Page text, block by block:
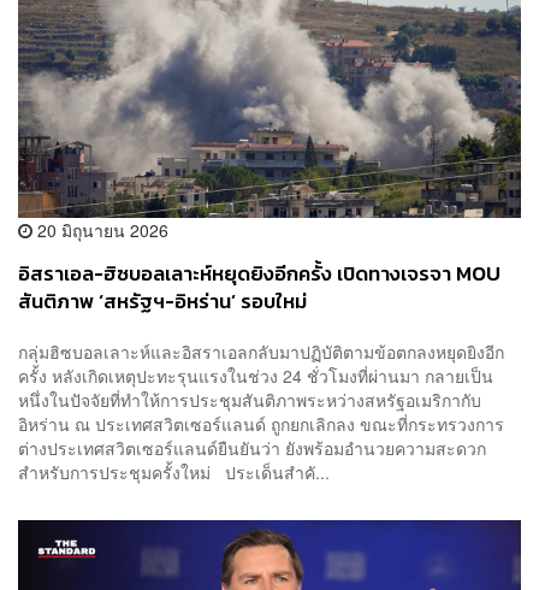
20 มิถุนายน 2026
อิสราเอล-ฮิซบอลเลาะห์หยุดยิงอีกครั้ง เปิดทางเจรจา MOU
สันติภาพ ‘สหรัฐฯ-อิหร่าน’ รอบใหม่
กลุ่มฮิซบอลเลาะห์และอิสราเอลกลับมาปฏิบัติตามข้อตกลงหยุดยิงอีก
ครั้ง หลังเกิดเหตุปะทะรุนแรงในช่วง 24 ชั่วโมงที่ผ่านมา กลายเป็น
หนึ่งในปัจจัยที่ทำให้การประชุมสันติภาพระหว่างสหรัฐอเมริกากับ
อิหร่าน ณ ประเทศสวิตเซอร์แลนด์ ถูกยกเลิกลง ขณะที่กระทรวงการ
ต่างประเทศสวิตเซอร์แลนด์ยืนยันว่า ยังพร้อมอำนวยความสะดวก
สำหรับการประชุมครั้งใหม่ ประเด็นสำคั...